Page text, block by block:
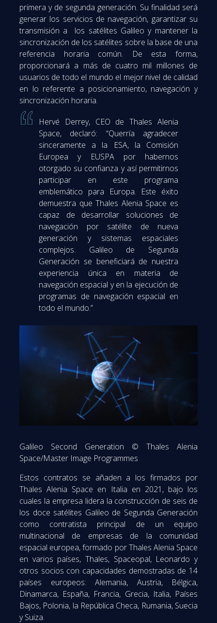
primera y de segunda generación. Su finalidad será
generar los servicios de navegación, garantizar su
transmisión a los satélites Galileo y mantener la
sincronización de los satélites sobre la base de una
referencia horaria común. De esta forma,
proporcionará a más de cuatro mil millones de
usuarios de todo el mundo el mejor nivel de calidad
en lo referente a posicionamiento, navegación y
sincronización horaria.
Hervé Derrey, CEO de Thales Alenia
Space, declaró: “Querría agradecer
sinceramente a la ESA, la Comisión
Europea y EUSPA por habernos
otorgado su confianza y así permitirnos
participar en este programa
emblemático para Europa. Este éxito
demuestra que Thales Alenia Space es
capaz de desarrollar soluciones de
navegación por satélite de nueva
generación y sistemas espaciales
complejos. Galileo de Segunda
Generación se beneficiará de nuestra
experiencia única en materia de
navegación espacial y en la ejecución de
programas de navegación espacial en
todo el mundo.”
Galileo Second Generation © Thales Alenia
Space/Master Image Programmes
Estos contratos se añaden a los firmados por
Thales Alenia Space en Italia en 2021, bajo los
cuales la empresa lidera la construcción de seis de
los doce satélites Galileo de Segunda Generación
como contratista principal de un equipo
multinacional de empresas de la comunidad
espacial europea, formado por Thales Alenia Space
en varios países, Thales, Spaceopal, Leonardo y
otros socios con capacidades demostradas de 14
países europeos: Alemania, Austria, Bélgica,
Dinamarca, España, Francia, Grecia, Italia, Países
Bajos, Polonia, la República Checa, Rumania, Suecia
y Suiza.